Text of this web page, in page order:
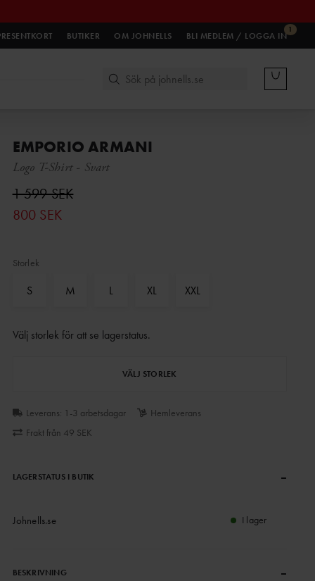
BUTIKER OM JOHNELLS
1
BLI MEDLEM / LOGGA IN
EMPORIO ARMANI
Logo T-Shirt - Svart
1 599 SEK
800 SEK
Storlek
S M L XL XXL
Välj storlek för att se lagerstatus.
VÄLJ STORLEK
Leverans: 1-3 arbetsdagar
Hemleverans
Frakt från 49 SEK
LAGERSTATUS I BUTIK –
Johnells.se I lager
BESKRIVNING –